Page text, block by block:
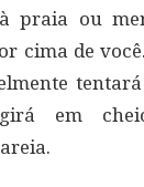
praia ou
cima de
em